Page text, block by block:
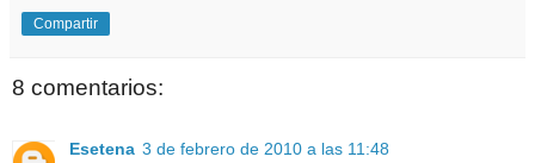
Compartir
8 comentarios:
Esetena 3 de febrero de 2010 a las 11:48